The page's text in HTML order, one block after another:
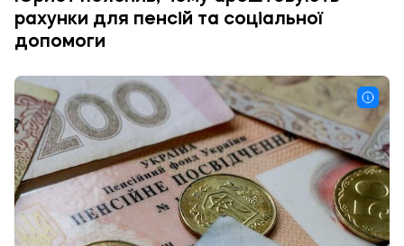
рахунки для пенсій та соціальної
допомоги